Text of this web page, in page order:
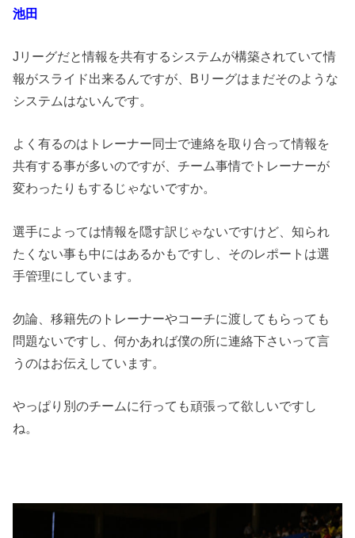
池田
Jリーグだと情報を共有するシステムが構築されていて情
報がスライド出来るんですが、Bリーグはまだそのような
システムはないんです。
よく有るのはトレーナー同士で連絡を取り合って情報を
共有する事が多いのですが、チーム事情でトレーナーが
変わったりもするじゃないですか。
選手によっては情報を隠す訳じゃないですけど、知られ
たくない事も中にはあるかもですし、そのレポートは選
手管理にしています。
勿論、移籍先のトレーナーやコーチに渡してもらっても
問題ないですし、何かあれば僕の所に連絡下さいって言
うのはお伝えしています。
やっぱり別のチームに行っても頑張って欲しいですし
ね。